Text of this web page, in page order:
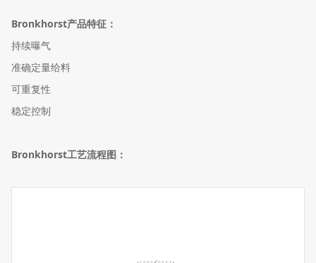
Bronkhorst产品特征：
持续曝气
准确定量给料
可重复性
稳定控制
Bronkhorst工艺流程图：